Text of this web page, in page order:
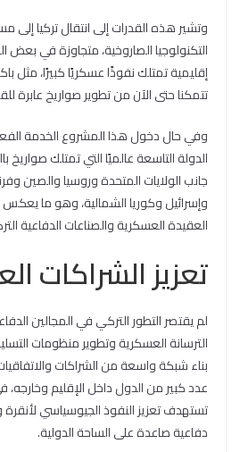
وتشير هذه القدرات إلى انتقال تركيا
التكنولوجيا الصاروخية، متجاوزة في
إقليمية تمتلك نفوذًا عسكريًا كبيرًا، مثل
تتمكنا حتى الآن من تطوير صواريخ عابرة
وفي حال دخول هذا المشروع الخدمة
الدولة التاسعة عالميًا التي تمتلك صواريخ
جانب الولايات المتحدة وروسيا والصين
وإسرائيل وكوريا الشمالية، وهو ما
العقيدة العسكرية والصناعات الدفاعية
تعزيز الشراكات
لم يقتصر التطور التركي في المجالين
الترسانة العسكرية وتطوير منظومات
بناء شبكة واسعة من الشراكات
عدد كبير من الدول داخل الإقليم وخارجه،
تستهدف تعزيز النفوذ الجيوسياسي
دفاعية صاعدة على الساحة الدولية.